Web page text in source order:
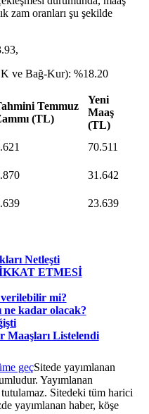
zam oranları şu şekilde
ve Bağ-Kur): %18.20
Temmuz
(TL)
Yeni
Maaş
(TL)
70.511
31.642
23.639
Netleşti
ETMESİ
mi?
ne kadar olacak?
Maaşları Listelendi
geçSitede yayımlanan
Yayımlanan
Sitedeki tüm harici
yayımlanan haber, köşe